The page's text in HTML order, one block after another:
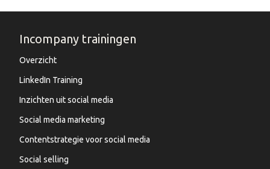
Incompany trainingen
Overzicht
LinkedIn Training
Inzichten uit social media
Social media marketing
Contentstrategie voor social media
Social selling